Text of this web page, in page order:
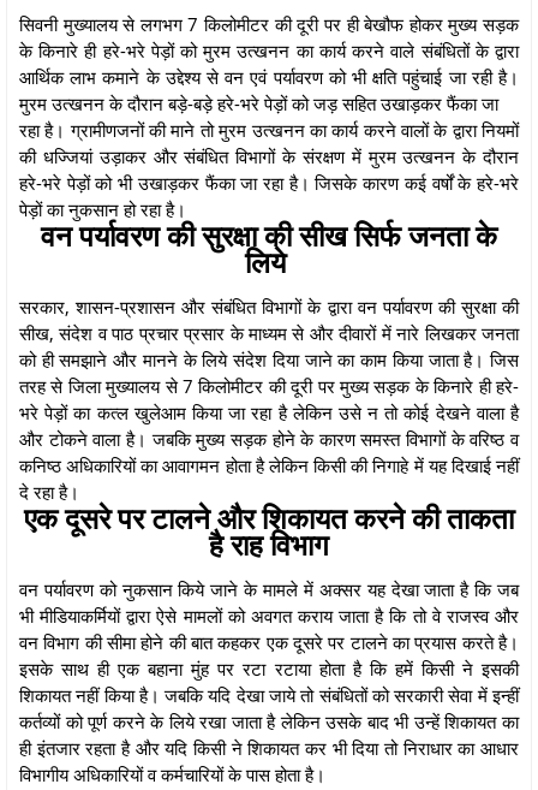
सिवनी मुख्यालय से लगभग 7 किलोमीटर की दूरी पर ही बेखौफ होकर मुख्य सड़क
के किनारे ही हरे-भरे पेड़ों को मुरम उत्खनन का कार्य करने वाले संबंधितों के द्वारा
आर्थिक लाभ कमाने के उद्देश्य से वन एवं पर्यावरण को भी क्षति पहुंचाई जा रही है।
मुरम उत्खनन के दौरान बड़े-बड़े हरे-भरे पेड़ों को जड़ सहित उखाड़कर फैंका जा
रहा है। ग्रामीणजनों की माने तो मुरम उत्खनन का कार्य करने वालों के द्वारा नियमों
की धज्जियां उड़ाकर और संबंधित विभागों के संरक्षण में मुरम उत्खनन के दौरान
हरे-भरे पेड़ों को भी उखाड़कर फैंका जा रहा है। जिसके कारण कई वर्षों के हरे-भरे
पेड़ों का नुकसान हो रहा है।
वन पर्यावरण की सुरक्षा की सीख सिर्फ जनता के
लिये
सरकार, शासन-प्रशासन और संबंधित विभागों के द्वारा वन पर्यावरण की सुरक्षा की
सीख, संदेश व पाठ प्रचार प्रसार के माध्यम से और दीवारों में नारे लिखकर जनता
को ही समझाने और मानने के लिये संदेश दिया जाने का काम किया जाता है। जिस
तरह से जिला मुख्यालय से 7 किलोमीटर की दूरी पर मुख्य सड़क के किनारे ही हरे-
भरे पेड़ों का कत्ल खुलेआम किया जा रहा है लेकिन उसे न तो कोई देखने वाला है
और टोकने वाला है। जबकि मुख्य सड़क होने के कारण समस्त विभागों के वरिष्ठ व
कनिष्ठ अधिकारियों का आवागमन होता है लेकिन किसी की निगाहे में यह दिखाई नहीं
दे रहा है।
एक दूसरे पर टालने और शिकायत करने की ताकता
है राह विभाग
वन पर्यावरण को नुकसान किये जाने के मामले में अक्सर यह देखा जाता है कि जब
भी मीडियाकर्मियों द्वारा ऐसे मामलों को अवगत कराय जाता है कि तो वे राजस्व और
वन विभाग की सीमा होने की बात कहकर एक दूसरे पर टालने का प्रयास करते है।
इसके साथ ही एक बहाना मुंह पर रटा रटाया होता है कि हमें किसी ने इसकी
शिकायत नहीं किया है। जबकि यदि देखा जाये तो संबंधितों को सरकारी सेवा में इन्हीं
कर्तव्यों को पूर्ण करने के लिये रखा जाता है लेकिन उसके बाद भी उन्हें शिकायत का
ही इंतजार रहता है और यदि किसी ने शिकायत कर भी दिया तो निराधार का आधार
विभागीय अधिकारियों व कर्मचारियों के पास होता है।